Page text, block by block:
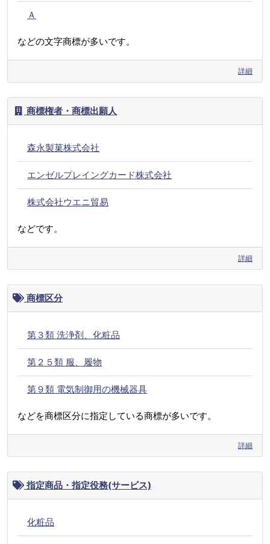
Ａ
などの文字商標が多いです。
詳細
商標権者・商標出願人
森永製菓株式会社
エンゼルプレイングカード株式会社
株式会社ウエニ貿易
などです。
詳細
商標区分
第３類 洗浄剤、化粧品
第２５類 服、履物
第９類 電気制御用の機械器具
などを商標区分に指定している商標が多いです。
詳細
指定商品・指定役務(サービス)
化粧品